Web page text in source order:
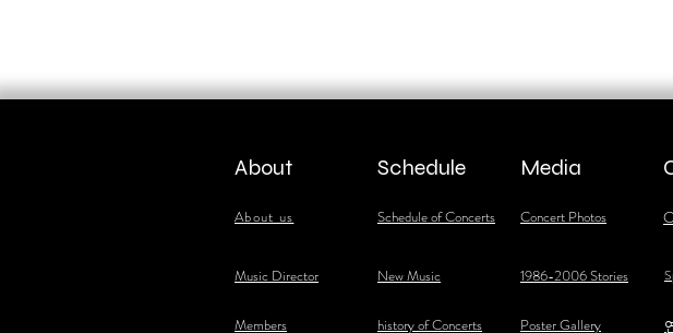
About
About us
​Music Director
​Members
Schedule
Schedule of Concerts
Media
Concert Photos
New Music 1986-2006 Stories
history of Concerts Poster Gallery